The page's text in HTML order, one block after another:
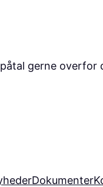
gerne overfor
Dokumenter